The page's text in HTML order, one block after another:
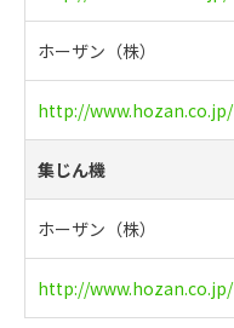
ホーザン（株）
http://www.hozan.co.jp/
集じん機
ホーザン（株）
http://www.hozan.co.jp/